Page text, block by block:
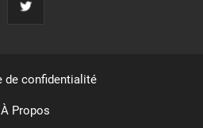
de confidentialité
À Propos